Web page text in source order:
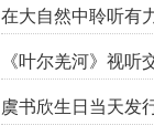
在大自然中聆听有
《叶尔羌河》视听